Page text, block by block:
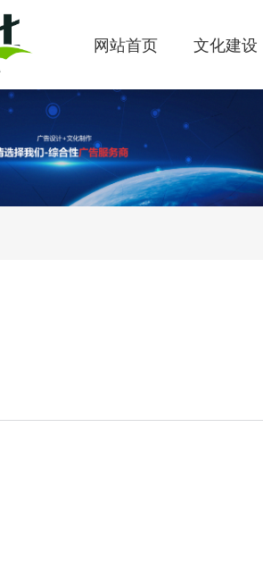
网站首页 文化建设